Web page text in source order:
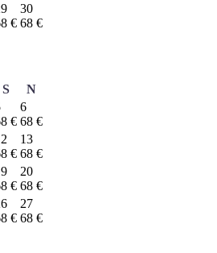
€
30
68 €
S
N
€
6
68 €
€
13
68 €
€
20
68 €
€
27
68 €